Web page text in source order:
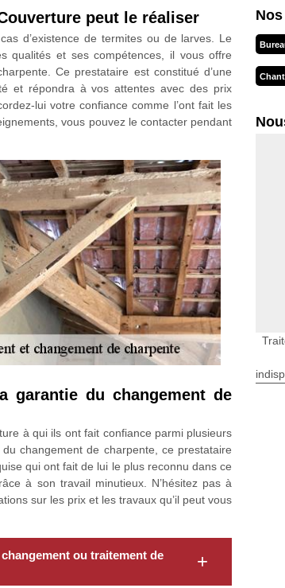
peut le réaliser
d’existence de termites ou de larves. Le
qualités et ses compétences, il vous offre
Ce prestataire est constitué d’une
et répondra à vos attentes avec des prix
lui votre confiance comme l’ont fait les
vous pouvez le contacter pendant
garantie du changement de
à qui ils ont fait confiance parmi plusieurs
changement de charpente, ce prestataire
qui ont fait de lui le plus reconnu dans ce
à son travail minutieux. N’hésitez pas à
sur les prix et les travaux qu’il peut vous
ou traitement de